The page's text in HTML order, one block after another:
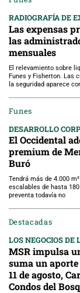
RADIOGRAFÍA DE
Las expensas
las
mensuales
El relevamiento sobre
Funes y Fisherton. Las
la seguridad aparece
Funes
DESARROLLO
El Occidental
premium de
Buró
Tendrá más de 4.000
escalables de hasta
preventa todavía no
Destacadas
LOS NEGOCIOS DE
MSR impulsa
suma un aporte
11 de agosto,
Condos del